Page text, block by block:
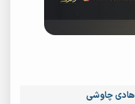
هادی چاوشی